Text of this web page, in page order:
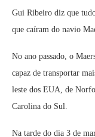
Gui Ribeiro diz que
que caíram do navio
No ano passado, o
capaz de transportar
leste dos EUA, de
Carolina do Sul.
Na tarde do dia 3 de